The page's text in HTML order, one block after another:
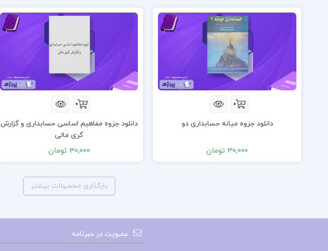
دانلود جزوه میانه حسابداری دو
30,000 تومان
دانلود جزوه مفاهیم اساسی حسابداری و گزارش
گری مالی
30,000 تومان
بارگذاری محصولات بیشتر
عضویت در خبرنامه